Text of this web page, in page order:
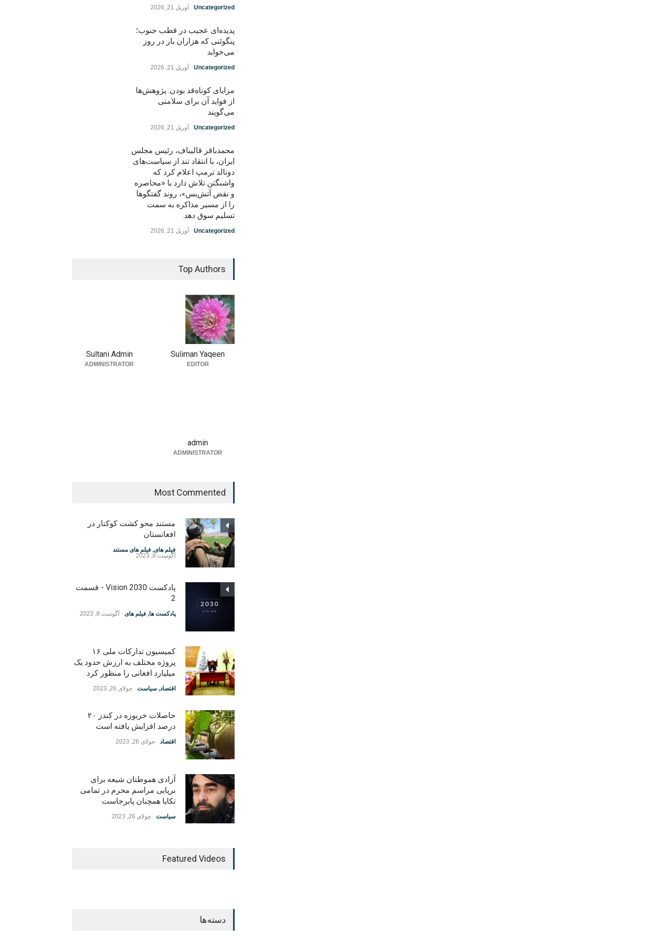
Uncategorized آوریل 21, 2026
پدیده‌ای عجیب در قطب جنوب؛
پنگوئنی که هزاران بار در روز
می‌خوابد
Uncategorized آوریل 21, 2026
مزایای کوتاه‌قد بودن: پژوهش‌ها
از فواید آن برای سلامتی
می‌گویند
Uncategorized آوریل 21, 2026
محمدباقر قالیباف، رئیس مجلس
ایران، با انتقاد تند از سیاست‌های
دونالد ترمپ اعلام کرد که
واشنگتن تلاش دارد با «محاصره
و نقض آتش‌بس»، روند گفتگوها
را از مسیر مذاکره به سمت
تسلیم سوق دهد.
Uncategorized آوریل 21, 2026
Top Authors
Suliman Yaqeen
EDITOR
Sultani Admin
ADMINISTRATOR
admin
ADMINISTRATOR
Most Commented
مستند محو کشت کوکنار در
افغانستان
فیلم های, فیلم های مستند
آگوست 8, 2023
پادکست Vision 2030 - قسمت
2
پادکست ها, فیلم های آگوست 8, 2023
کمیسیون تدارکات ملی ۱۶
پروژه مختلف به ارزش حدود یک
میلیارد افغانی را منظور کرد
اقتصاد, سیاست جولای 26, 2023
حاصلات خربوزه در کندز ۲۰
درصد افزایش یافته است
اقتصاد جولای 26, 2023
آزادی هموطنان شیعه برای
برپایی مراسم محرم در تمامی
تکایا همچنان پابرجاست
سیاست جولای 26, 2023
Featured Videos
دسته‌ها